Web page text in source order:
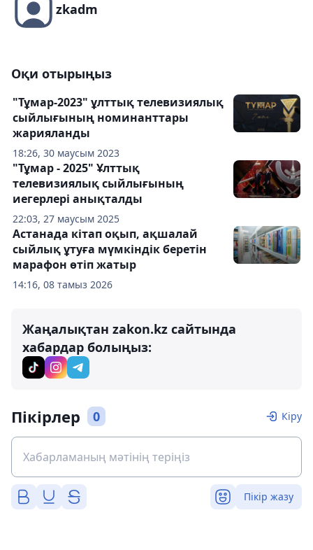
zkadm
Оқи отырыңыз
18:26, 30 маусым 2023
"Тұмар-2023" ұлттық телевизиялық
сыйлығының номинанттары
жарияланды
22:03, 27 маусым 2025
"Тұмар - 2025" Ұлттық
телевизиялық сыйлығының
иегерлері анықталды
14:16, 08 тамыз 2026
Астанада кітап оқып, ақшалай
сыйлық ұтуға мүмкіндік беретін
марафон өтіп жатыр
Жаңалықтан zakon.kz сайтында
хабардар болыңыз:
Пікірлер 0 Кіру
Пікір жазу